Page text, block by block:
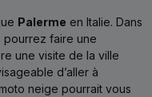
Palerme en Italie. Dans
pourrez faire une
une visite de la ville
d’aller à
neige pourrait vous